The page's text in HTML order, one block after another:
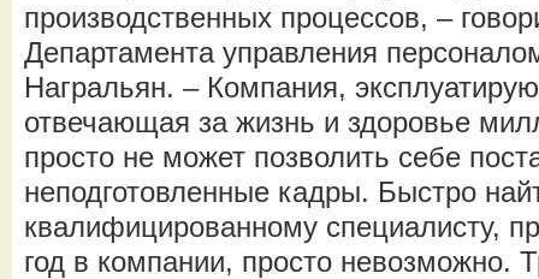
производственных процессов, –
Департамента управления
Награльян. – Компания,
отвечающая за жизнь и здоровье
просто не может позволить себе
неподготовленные кадры. Быстро
квалифицированному специалисту,
год в компании, просто невозможно.